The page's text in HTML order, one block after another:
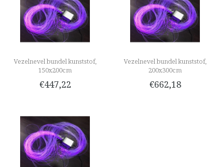
Vezelnevel bundel kunststof,
150x200cm
€447,22
Vezelnevel bundel kunststof,
200x300cm
€662,18